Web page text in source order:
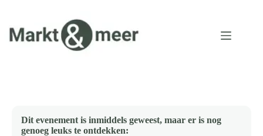
inhoud
Dit evenement is inmiddels geweest, maar er is nog
genoeg leuks te ontdekken: